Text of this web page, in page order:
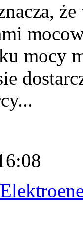
mocy